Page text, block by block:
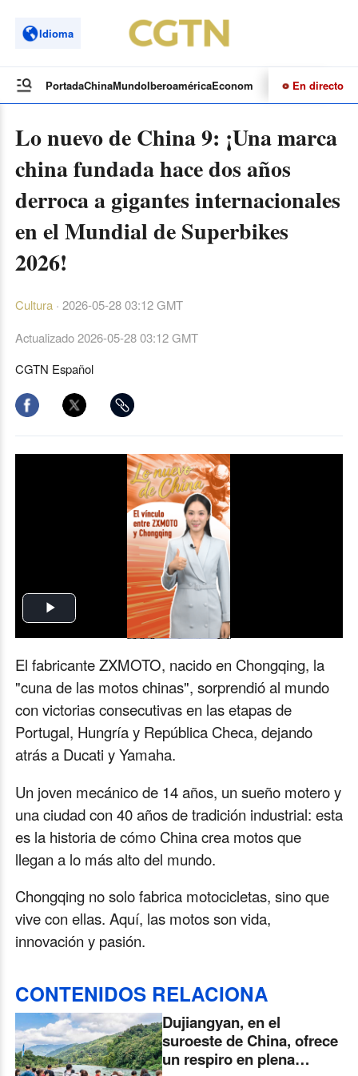
Idioma
PortadaChinaMundoIberoaméricaEconomía CulturaDeportes
En directo
Lo nuevo de China 9: ¡Una marca
china fundada hace dos años
derroca a gigantes internacionales
en el Mundial de Superbikes
2026!
Cultura· 2026-05-28 03:12 GMT
Actualizado2026-05-28 03:12 GMT
CGTN Español
Play
El fabricante ZXMOTO, nacido en Chongqing, la
"cuna de las motos chinas", sorprendió al mundo
con victorias consecutivas en las etapas de
Portugal, Hungría y República Checa, dejando
atrás a Ducati y Yamaha.
Un joven mecánico de 14 años, un sueño motero y
una ciudad con 40 años de tradición industrial: esta
es la historia de cómo China crea motos que
llegan a lo más alto del mundo.
Chongqing no solo fabrica motocicletas, sino que
vive con ellas. Aquí, las motos son vida,
innovación y pasión.
CONTENIDOS RELACIONA
Dujiangyan, en el
suroeste de China, ofrece
un respiro en plena